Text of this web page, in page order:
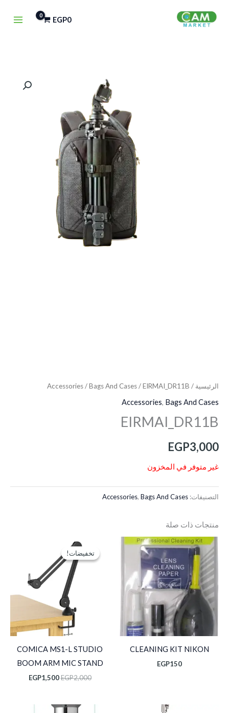
EGP0
الرئيسية /
Accessories/Bags And Cases/ EIRMAI_DR11B
Accessories, Bags And Cases
EIRMAI_DR11B
EGP3,000
غير متوفر في المخزون
التصنيفات: Accessories, Bags And Cases
منتجات ذات صلة
CLEANING KIT NIKON
EGP150
تخفيضات!
تخفيضات!
COMICA MS1-L STUDIO
BOOM ARM MIC STAND
EGP2,000
هو:
EGP2,000.
EGP1,500
السعر